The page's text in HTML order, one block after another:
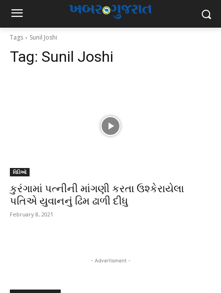
Tags Sunil Joshi
Tag: Sunil Joshi
વિડિઓ
કુરંગામાં પત્નીની માંગણી કરતા ઉશ્કેરાયેલા
પતિએ યુવાનનું ઢિમ ઢાળી દીધુ
February 8, 2021
- Advertisment -